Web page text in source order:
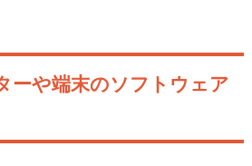
ーや端末のソフトウェア